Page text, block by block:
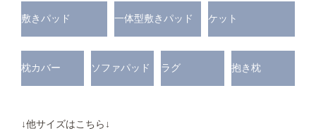
敷きパッド 一体型敷きパッド ケット
枕カバー ソファパッド ラグ 抱き枕
↓他サイズはこちら↓